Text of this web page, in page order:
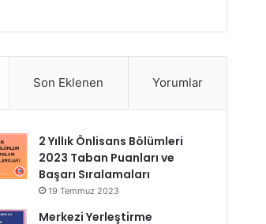
Son Eklenen Yorumlar
2 Yıllık Önlisans Bölümleri
2023 Taban Puanları ve
Başarı Sıralamaları
19 Temmuz 2023
Merkezi Yerleştirme